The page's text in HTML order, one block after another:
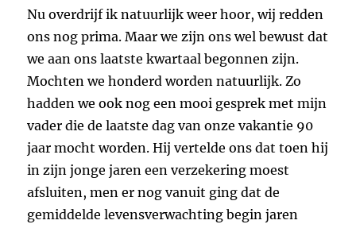
Nu overdrijf ik natuurlijk weer hoor, wij redden
ons nog prima. Maar we zijn ons wel bewust dat
we aan ons laatste kwartaal begonnen zijn.
Mochten we honderd worden natuurlijk. Zo
hadden we ook nog een mooi gesprek met mijn
vader die de laatste dag van onze vakantie 90
jaar mocht worden. Hij vertelde ons dat toen hij
in zijn jonge jaren een verzekering moest
afsluiten, men er nog vanuit ging dat de
gemiddelde levensverwachting begin jaren